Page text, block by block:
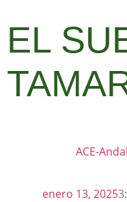
EL
ACE-
enero 13, 2025